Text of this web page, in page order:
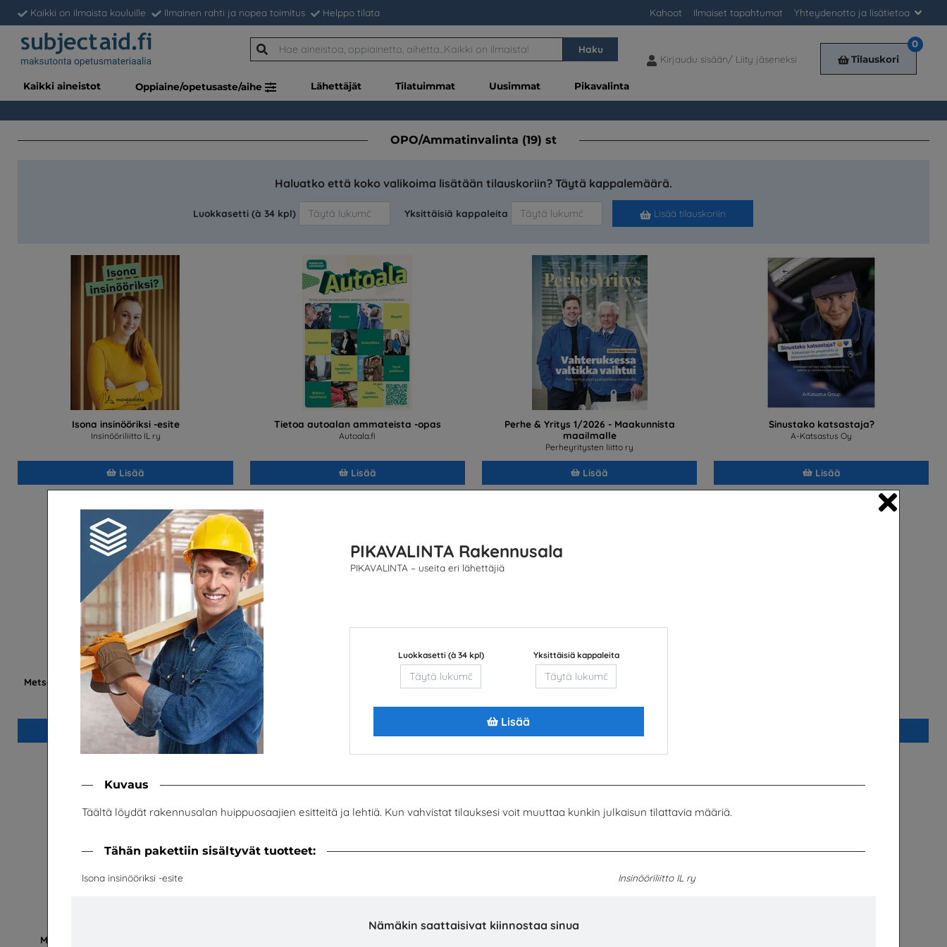
PIKAVALINTA Rakennusala
PIKAVALINTA – useita eri lähettäjiä
Luokkasetti (à 34 kpl) Yksittäisiä kappaleita
Lisää
Kuvaus
Täältä löydät rakennusalan huippuosaajien esitteitä ja lehtiä. Kun vahvistat tilauksesi voit muuttaa kunkin julkaisun tilattavia määriä.
Tähän pakettiin sisältyvät tuotteet:
Isona insinööriksi -esite Insinööriliitto IL ry
Nämäkin saattaisivat kiinnostaa sinua
Kirjaudu sisään/ Liity jäseneksi
Liity
Kaikki on ilmaista kouluille Ilmainen rahti ja nopea toimitus Helppo tilata Kahoot Ilmaiset tapahtumat Yhteydenotto ja lisätietoa
Haku
Tilauskori
0
Kaikki aineistot Oppiaine/opetusaste/aihe Lähettäjät Tilatuimmat Uusimmat Pikavalinta
OPO/Ammatinvalinta (19) st
Haluatko että koko valikoima lisätään tilauskoriin? Täytä kappalemäärä.
Luokkasetti (à 34 kpl) Yksittäisiä kappaleita Lisää tilauskoriin
Isona insinööriksi -esite
Insinööriliitto IL ry
Lisää
Tietoa autoalan ammateista -opas
Autoala.fi
Lisää
Perhe & Yritys 1/2026 - Maakunnista
maailmalle
Perheyritysten liitto ry
Lisää
Sinustako katsastaja?
A-Katsastus Oy
Lisää
Metsän henki - Metsä yhdistää omiin juuriin
UPM Metsä
Lisää
Metsän henki - Metsän tulevaisuuden tekijät
Aalto-yliopiston Kemian tekniikan
Aalto-yliopisto
Mahdollisuuksien ala - Tehtävävihko